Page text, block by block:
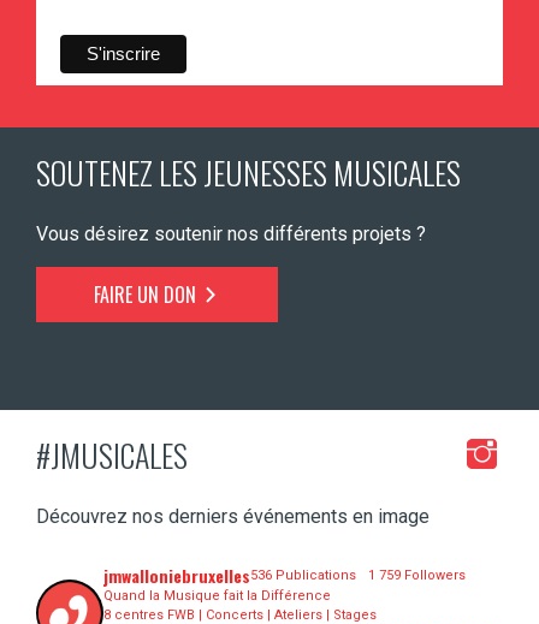
SOUTENEZ LES JEUNESSES MUSICALES
Vous désirez soutenir nos différents projets ?
FAIRE UN DON
#JMUSICALES
Découvrez nos derniers événements en image
jmwalloniebruxelles536 Publications
1 759 Followers
Quand la Musique fait la Différence
8 centres FWB | Concerts | Ateliers | Stages